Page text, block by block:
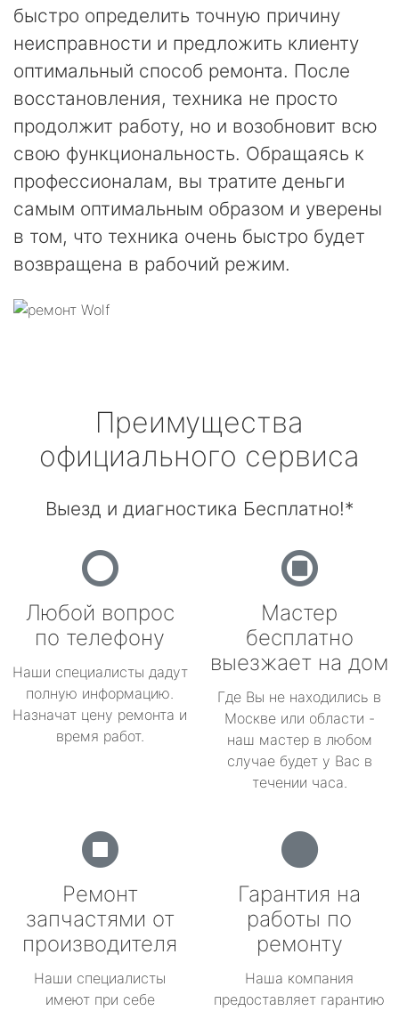
быстро определить точную причину
неисправности и предложить клиенту
оптимальный способ ремонта. После
восстановления, техника не просто
продолжит работу, но и возобновит всю
свою функциональность. Обращаясь к
профессионалам, вы тратите деньги
самым оптимальным образом и уверены
в том, что техника очень быстро будет
возвращена в рабочий режим.
Преимущества
официального сервиса
Выезд и диагностика Бесплатно!*
Любой вопрос
по телефону
Наши специалисты дадут
полную информацию.
Назначат цену ремонта и
время работ.
Мастер
бесплатно
выезжает на дом
Где Вы не находились в
Москве или области -
наш мастер в любом
случае будет у Вас в
течении часа.
Ремонт
запчастями от
производителя
Наши специалисты
имеют при себе
Гарантия на
работы по
ремонту
Наша компания
предоставляет гарантию